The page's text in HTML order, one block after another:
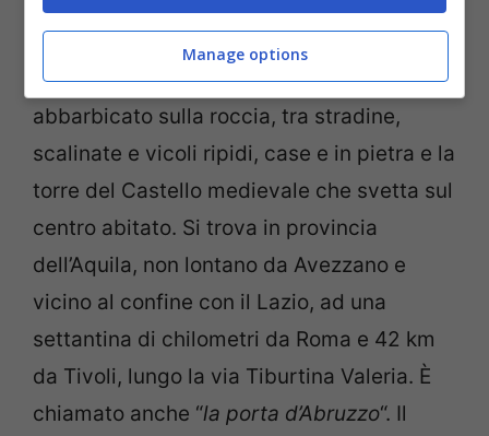
Pereto (Di Pietro, , CC BY-SA 4.0, Wikicommons)
Peretoè un altro caratteristico borgo
abbarbicato sulla roccia, tra stradine,
scalinate e vicoli ripidi, case e in pietra e la
torre del Castello medievale che svetta sul
centro abitato. Si trova in provincia
dell’Aquila, non lontano da Avezzano e
vicino al confine con il Lazio, ad una
settantina di chilometri da Roma e 42 km
da Tivoli, lungo la via Tiburtina Valeria. È
chiamato anche “la porta d’Abruzzo“. Il
Manage options